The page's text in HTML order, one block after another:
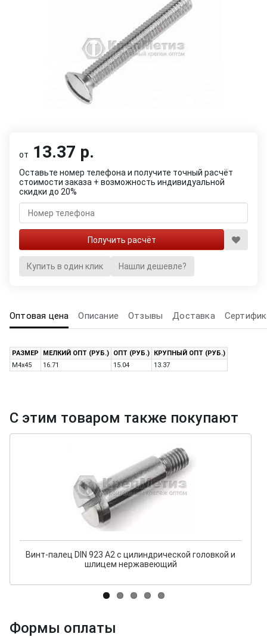
от 13.37 р.
Оставьте номер телефона и получите точный расчёт
стоимости заказа + возможность индивидуальной
скидки до 20%
Купить в один клик Нашли дешевле?
Оптовая цена Описание Отзывы Доставка
РАЗМЕР МЕЛКИЙ ОПТ (РУБ.) ОПТ (РУБ.)
КРУПНЫЙ ОПТ (РУБ.)
M4x45
16.71 15.04 13.37
С этим товаром также покупают
Винт-палец DIN 923 А2 с цилиндрической головкой и
шлицем нержавеющий
Формы оплаты